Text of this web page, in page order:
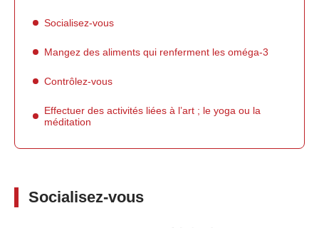
Socialisez-vous
Mangez des aliments qui renferment les oméga-3
Contrôlez-vous
Effectuer des activités liées à l’art ; le yoga ou la
méditation
Socialisez-vous